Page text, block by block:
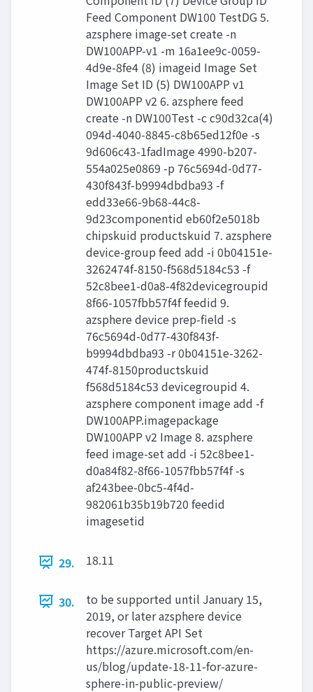
Feed Component DW100 TestDG 5.
azsphere image-set create -n
DW100APP-v1 -m 16a1ee9c-0059-
4d9e-8fe4 (8) imageid Image Set
Image Set ID (5) DW100APP v1
DW100APP v2 6. azsphere feed
create -n DW100Test -c c90d32ca(4)
094d-4040-8845-c8b65ed12f0e -s
9d606c43-1fadImage 4990-b207-
554a025e0869 -p 76c5694d-0d77-
430f843f-b9994dbdba93 -f
edd33e66-9b68-44c8-
9d23componentid eb60f2e5018b
chipskuid productskuid 7. azsphere
device-group feed add -i 0b04151e-
3262474f-8150-f568d5184c53 -f
52c8bee1-d0a8-4f82devicegroupid
8f66-1057fbb57f4f feedid 9.
azsphere device prep-field -s
76c5694d-0d77-430f843f-
b9994dbdba93 -r 0b04151e-3262-
474f-8150productskuid
f568d5184c53 devicegroupid 4.
azsphere component image add -f
DW100APP.imagepackage
DW100APP v2 Image 8. azsphere
feed image-set add -i 52c8bee1-
d0a84f82-8f66-1057fbb57f4f -s
af243bee-0bc5-4f4d-
982061b35b19b720 feedid
imagesetid
29. 18.11
30.
to be supported until January 15,
2019, or later azsphere device
recover Target API Set
https://azure.microsoft.com/en-
us/blog/update-18-11-for-azure-
sphere-in-public-preview/